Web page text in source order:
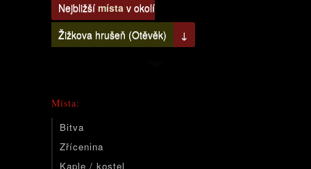
Nejbližší místa v okolí
Žižkova hrušeň (Otěvěk)
↓
Místa:
Bitva
Zřícenina
Kaple / kostel